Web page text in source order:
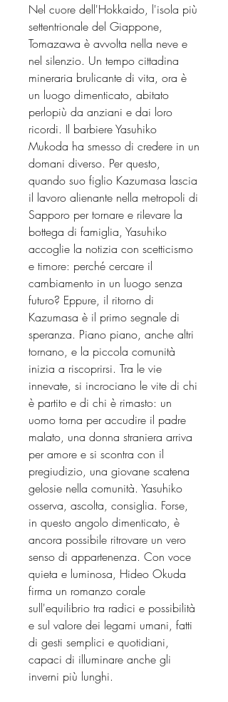
Nel cuore dell'Hokkaido, l'isola più
settentrionale del Giappone,
Tomazawa è avvolta nella neve e
nel silenzio. Un tempo cittadina
mineraria brulicante di vita, ora è
un luogo dimenticato, abitato
perlopiù da anziani e dai loro
ricordi. Il barbiere Yasuhiko
Mukoda ha smesso di credere in un
domani diverso. Per questo,
quando suo figlio Kazumasa lascia
il lavoro alienante nella metropoli di
Sapporo per tornare e rilevare la
bottega di famiglia, Yasuhiko
accoglie la notizia con scetticismo
e timore: perché cercare il
cambiamento in un luogo senza
futuro? Eppure, il ritorno di
Kazumasa è il primo segnale di
speranza. Piano piano, anche altri
tornano, e la piccola comunità
inizia a riscoprirsi. Tra le vie
innevate, si incrociano le vite di chi
è partito e di chi è rimasto: un
uomo torna per accudire il padre
malato, una donna straniera arriva
per amore e si scontra con il
pregiudizio, una giovane scatena
gelosie nella comunità. Yasuhiko
osserva, ascolta, consiglia. Forse,
in questo angolo dimenticato, è
ancora possibile ritrovare un vero
senso di appartenenza. Con voce
quieta e luminosa, Hideo Okuda
firma un romanzo corale
sull'equilibrio tra radici e possibilità
e sul valore dei legami umani, fatti
di gesti semplici e quotidiani,
capaci di illuminare anche gli
inverni più lunghi.